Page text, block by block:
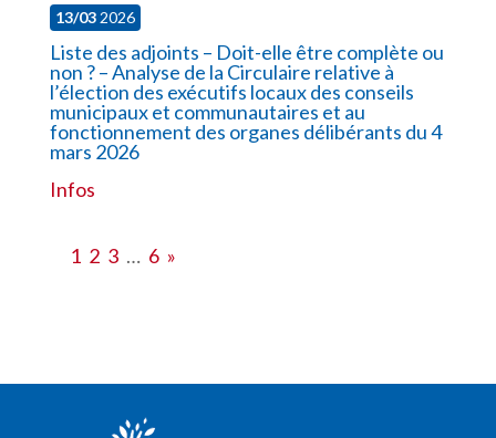
13/032026
Liste des adjoints – Doit-elle être complète ou
non ? – Analyse de la Circulaire relative à
l’élection des exécutifs locaux des conseils
municipaux et communautaires et au
fonctionnement des organes délibérants du 4
mars 2026
Infos
1 2 3 … 6 »